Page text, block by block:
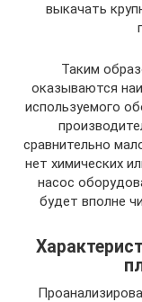
выкачать
Таким
оказываются
используемого
сравнительно
нет химических
насос
будет вполне